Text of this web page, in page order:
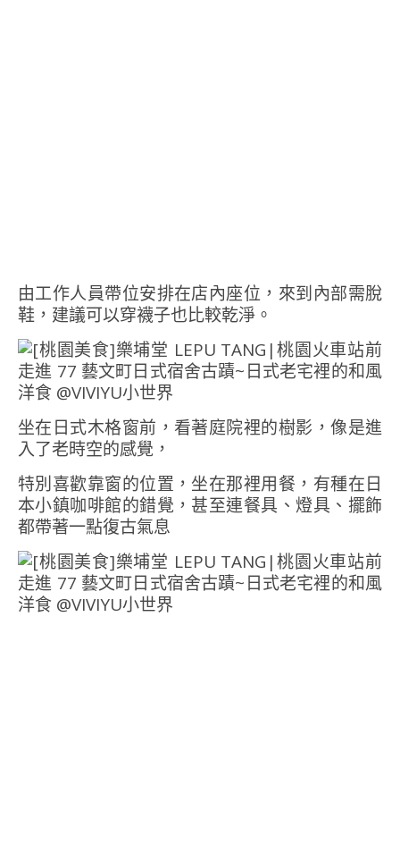
由工作人員帶位安排在店內座位，來到內部需脫
鞋，建議可以穿襪子也比較乾淨。
坐在日式木格窗前，看著庭院裡的樹影，像是進
入了老時空的感覺，
特別喜歡靠窗的位置，坐在那裡用餐，有種在日
本小鎮咖啡館的錯覺，甚至連餐具、燈具、擺飾
都帶著一點復古氣息